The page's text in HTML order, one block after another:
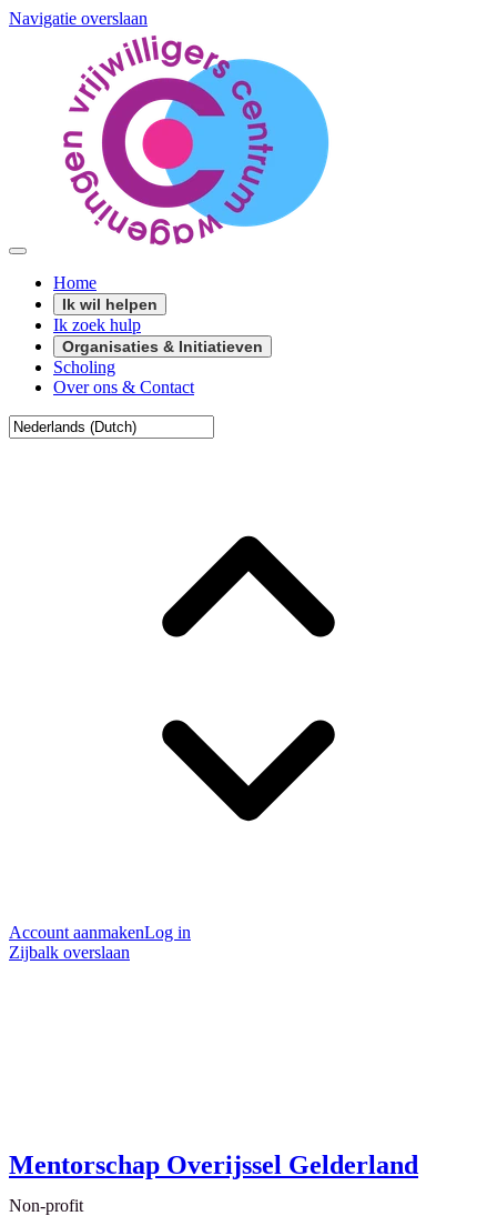
Navigatie overslaan
Home
Ik wil helpen
Ik zoek hulp
Organisaties & Initiatieven
Scholing
Over ons & Contact
Account aanmakenLog in
Zijbalk overslaan
Mentorschap Overijssel Gelderland
Non-profit